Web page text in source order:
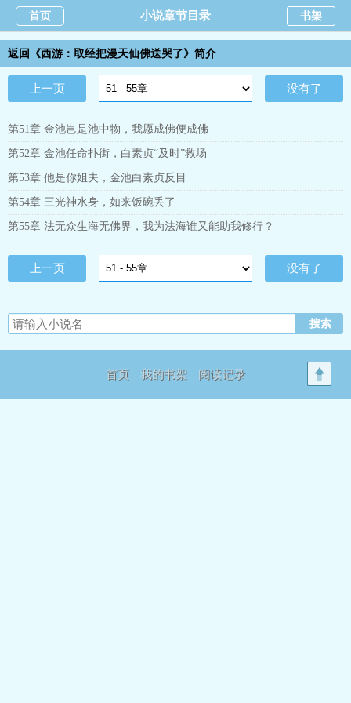
首页 小说章节目录 书架
返回《西游：取经把漫天仙佛送哭了》简介
上一页 没有了
第51章 金池岂是池中物，我愿成佛便成佛
第52章 金池任命扑街，白素贞“及时”救场
第53章 他是你姐夫，金池白素贞反目
第54章 三光神水身，如来饭碗丢了
第55章 法无众生海无佛界，我为法海谁又能助我修行？
上一页 没有了
首页 我的书架 阅读记录